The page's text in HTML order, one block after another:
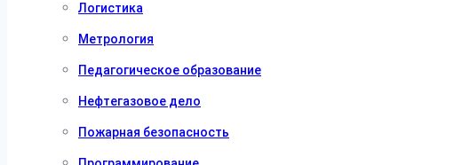
Логистика
Метрология
Педагогическое образование
Нефтегазовое дело
Пожарная безопасность